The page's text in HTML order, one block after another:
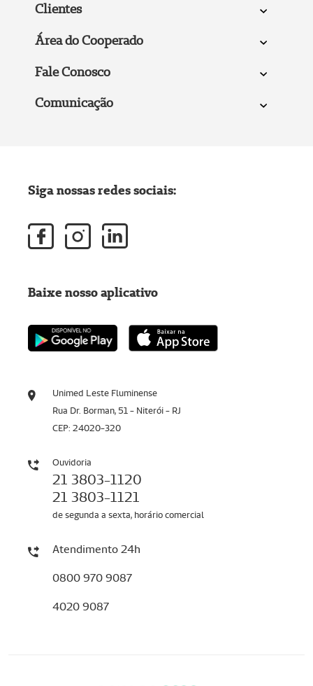
Clientes
Área do Cooperado
Fale Conosco
Comunicação
Unimed Leste Fluminense
Rua Dr. Borman, 51 - Niterói - RJ
CEP: 24020-320
Ouvidoria
21 3803-1120
21 3803-1121
de segunda a sexta, horário comercial
Atendimento 24h
0800 970 9087
4020 9087
Siga nossas redes sociais:
Baixe nosso aplicativo